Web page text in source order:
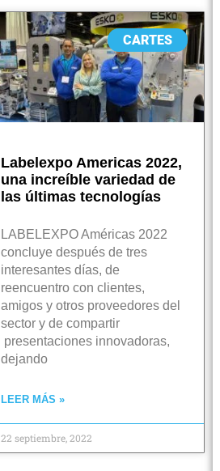
CARTES
Labelexpo Americas 2022,
una increíble variedad de
las últimas tecnologías
LABELEXPO Américas 2022
concluye después de tres
interesantes días, de
reencuentro con clientes,
amigos y otros proveedores del
sector y de compartir
presentaciones innovadoras,
dejando
LEER MÁS »
22 septiembre, 2022